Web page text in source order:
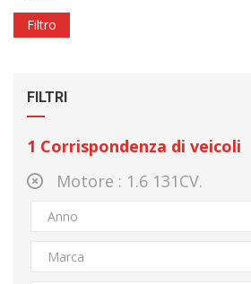
Filtro
FILTRI
1 Corrispondenza di veicoli
Motore : 1.6 131CV.
Anno
Marca